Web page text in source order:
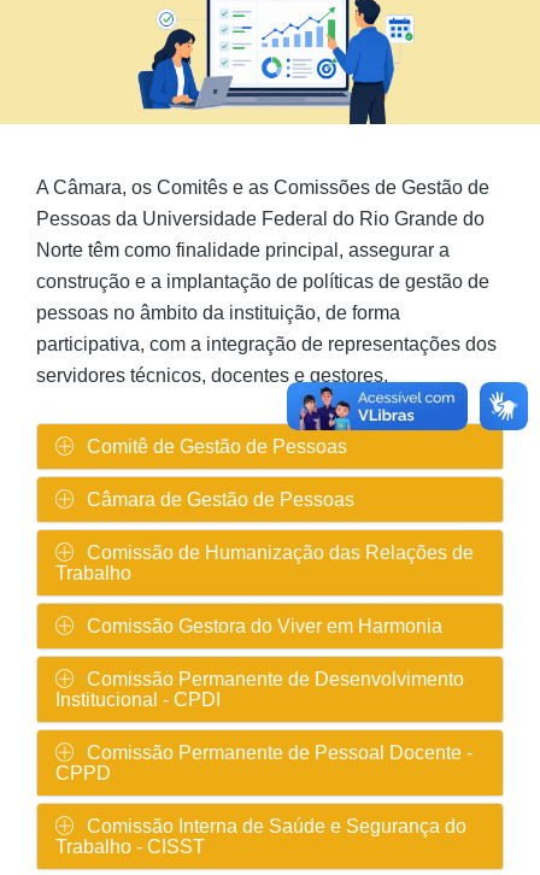
A Câmara, os Comitês e as Comissões de Gestão de
Pessoas da Universidade Federal do Rio Grande do
Norte têm como finalidade principal, assegurar a
construção e a implantação de políticas de gestão de
pessoas no âmbito da instituição, de forma
participativa, com a integração de representações dos
servidores técnicos, docentes e gestores.
Comitê de Gestão de Pessoas
Câmara de Gestão de Pessoas
Comissão de Humanização das Relações de
Trabalho
Comissão Gestora do Viver em Harmonia
Comissão Permanente de Desenvolvimento
Institucional - CPDI
Comissão Permanente de Pessoal Docente -
CPPD
Comissão Interna de Saúde e Segurança do
Trabalho - CISST